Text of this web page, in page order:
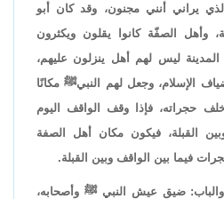
يراني أنني مجنون، وقد كان أبو
وأهل الصفّة كانوا يقلون ويكثرون
ليس لهم أهل ينزلون عليهم،
الإسلام، وجعل لهم النبيﷺ مكانًا
حجراته، فإذا وقف الواقف اليوم
القبلة، فيكون مكان أهل الصفة
فيما بين الواقف وبين القبلة.
والباب: ضيق عيش النبي ﷺ وأصحابه،